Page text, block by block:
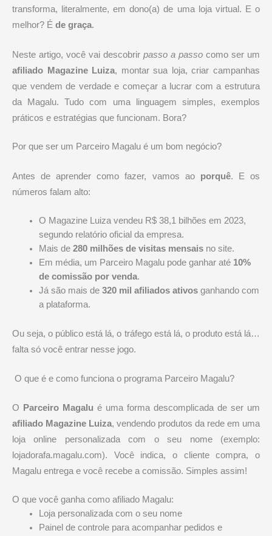
transforma, literalmente, em dono(a) de uma loja virtual. E o
melhor? É de graça.
Neste artigo, você vai descobrir passo a passo como ser um
afiliado Magazine Luiza, montar sua loja, criar campanhas
que vendem de verdade e começar a lucrar com a estrutura
da Magalu. Tudo com uma linguagem simples, exemplos
práticos e estratégias que funcionam. Bora?
Por que ser um Parceiro Magalu é um bom negócio?
Antes de aprender como fazer, vamos ao porquê. E os
números falam alto:
O Magazine Luiza vendeu R$ 38,1 bilhões em 2023,
segundo relatório oficial da empresa.
Mais de 280 milhões de visitas mensaisno site.
Em média, um Parceiro Magalu pode ganhar até 10%
de comissão por venda.
Já são mais de 320 mil afiliados ativosganhando com
a plataforma.
Ou seja, o público está lá, o tráfego está lá, o produto está lá…
falta só você entrar nesse jogo.
️ O que é e como funciona o programa Parceiro Magalu?
O Parceiro Magalu é uma forma descomplicada de ser um
afiliado Magazine Luiza, vendendo produtos da rede em uma
loja online personalizada com o seu nome (exemplo:
lojadorafa.magalu.com). Você indica, o cliente compra, o
Magalu entrega e você recebe a comissão. Simples assim!
O que você ganha como afiliado Magalu:
Loja personalizada com o seu nome
Painel de controle para acompanhar pedidos e